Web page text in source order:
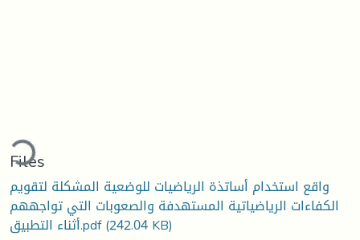
Files
واقع استخدام أساتذة الریاضیات للوضعیة المشكلة لتقویم
الكفاءات الریاضیاتیة المستھدفة والصعوبات التي تواجھھم
أثناء التطبیق.pdf(242.04 KB)